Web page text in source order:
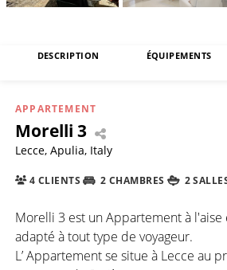
DESCRIPTION ÉQUIPEMENTS
APPARTEMENT
Morelli 3
Lecce, Apulia, Italy
4 CLIENTS 2 CHAMBRES 2
Morelli 3 est un Appartement à l'aise
adapté à tout type de voyageur.
L’ Appartement se situe à Lecce au